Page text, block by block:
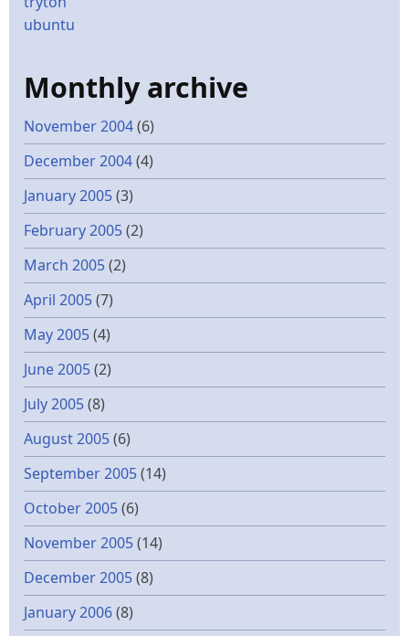
ubuntu
Monthly archive
November 2004(6)
December 2004(4)
January 2005(3)
February 2005(2)
March 2005(2)
April 2005(7)
May 2005(4)
June 2005(2)
July 2005(8)
August 2005(6)
September 2005(14)
October 2005(6)
November 2005(14)
December 2005(8)
January 2006(8)